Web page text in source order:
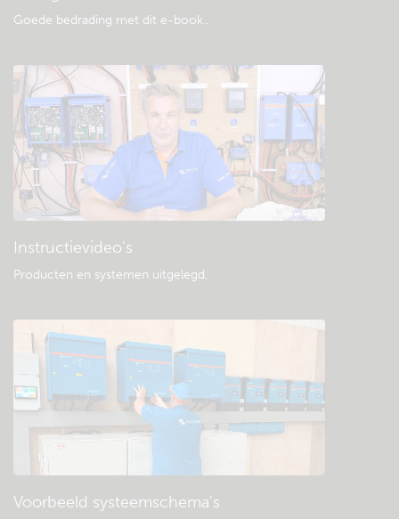
Goede bedrading met dit e-book..
Instructievideo's
Producten en systemen uitgelegd.
Voorbeeld systeemschema's